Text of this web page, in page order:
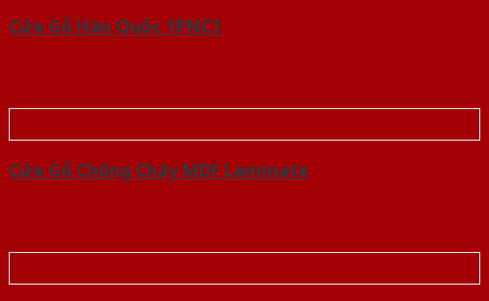
Cửa Gỗ Hàn Quốc 1PNC1
Cửa Gỗ Chống Cháy MDF Laminate